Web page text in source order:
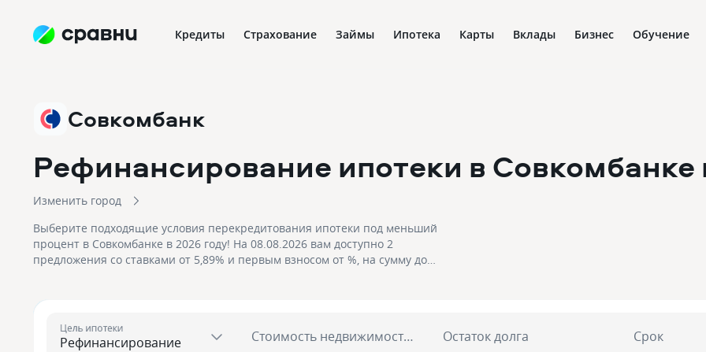
Кредиты Страхование Займы Ипотека Карты Вклады Бизнес Обучение
Совкомбанк
Рефинансирование ипотеки в Совкомбанке
Изменить город
Выберите подходящие условия перекредитования ипотеки под меньший
процент в Совкомбанке в 2026 году! На 08.08.2026 вам доступно 2
предложения со ставками от 5,89% и первым взносом от %, на сумму до
Цель ипотеки Стоимость недвижимости по рынку Остаток долга Срок